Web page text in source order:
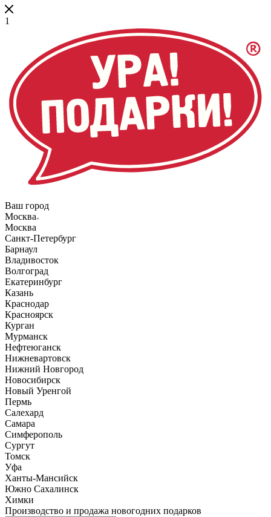
1
Ваш город
Москва
Москва
Санкт-Петербург
Барнаул
Владивосток
Волгоград
Екатеринбург
Казань
Краснодар
Красноярск
Курган
Мурманск
Нефтеюганск
Нижневартовск
Нижний Новгород
Новосибирск
Новый Уренгой
Пермь
Салехард
Самара
Симферополь
Сургут
Томск
Уфа
Ханты-Мансийск
Южно Сахалинск
Химки
Производство и продажа новогодних подарков